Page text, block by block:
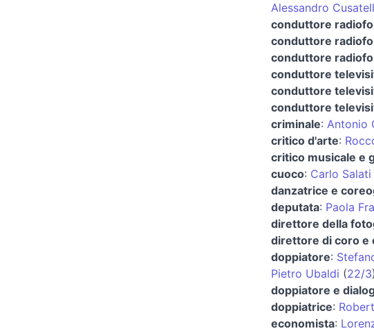
Alessandro
conduttore
conduttore
conduttore
conduttore
conduttore
conduttore
criminale: Antonio
critico d'arte:
critico musicale e
cuoco: Carlo Salati
danzatrice e
deputata: Paola
direttore della
direttore di coro e
doppiatore:
Pietro Ubaldi (22/3)
doppiatore e
doppiatrice:
economista: